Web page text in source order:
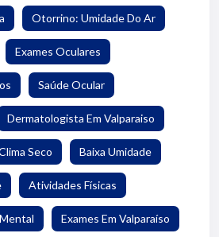
Otorrino: Umidade Do Ar
Exames Oculares
Saúde Ocular
Dermatologista Em Valparaiso
Seco Baixa Umidade
Atividades Físicas
Exames Em Valparaíso